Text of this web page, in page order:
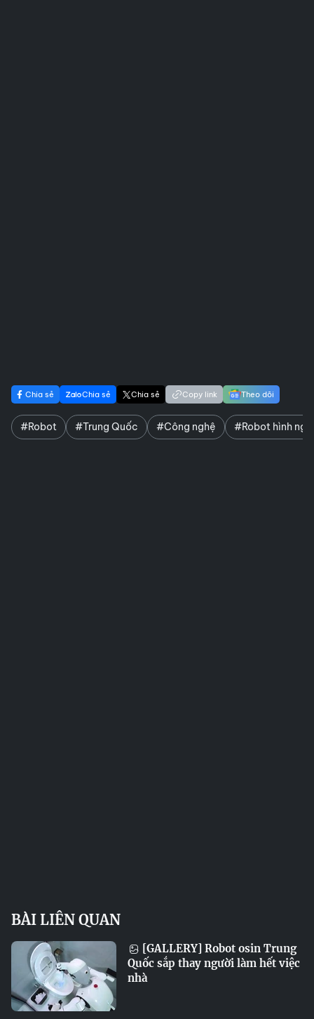
Chia sẻ Chia sẻ Chia sẻ Copy link Theo dõi
#Robot #Trung Quốc #Công nghệ #Robot hình
BÀI LIÊN QUAN
[GALLERY] Robot osin Trung
Quốc sắp thay người làm hết việc
nhà